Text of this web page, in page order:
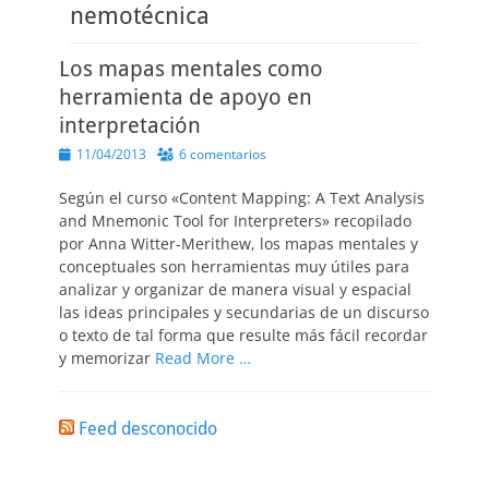
nemotécnica
Los mapas mentales como
herramienta de apoyo en
interpretación
Publicado
11/04/2013 6 comentarios
Según el curso «Content Mapping: A Text Analysis
and Mnemonic Tool for Interpreters» recopilado
por Anna Witter-Merithew, los mapas mentales y
conceptuales son herramientas muy útiles para
analizar y organizar de manera visual y espacial
las ideas principales y secundarias de un discurso
o texto de tal forma que resulte más fácil recordar
y memorizar Read More …
Feed desconocido